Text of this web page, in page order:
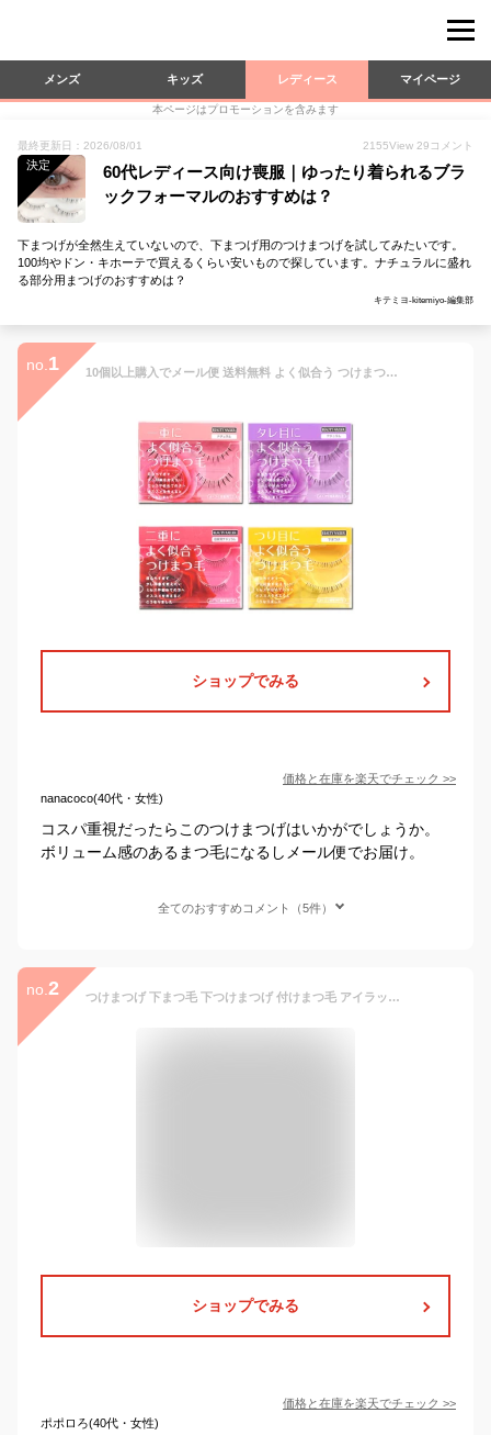
メンズ キッズ レディース マイページ
本ページはプロモーションを含みます
最終更新日：2026/08/01 2155View 29 コメント
決定
60代レディース向け喪服｜ゆったり着られるブラ
ックフォーマルのおすすめは？
下まつげが全然生えていないので、下まつげ用のつけまつげを試してみたいです。
100均やドン・キホーテで買えるくらい安いもので探しています。ナチュラルに盛れ
る部分用まつげのおすすめは？
キテミヨ-kitemiyo-編集部
no. 1 10個以上購入でメール便 送料無料 よく似合う つけまつ毛 8種 ビューティーネイラー 【メール便11個OK】NES つけまつげ ナチュラル まつげ まつ毛 つけま アイラッシュ エクステ 目尻 部分用 3D ボリューム 下 BEAUTY NAILER 二重 のり リッチ 下まつげ 一重 タレ目 つり目
ショップでみる
価格と在庫を楽天でチェック >>
nanacoco(40代・女性)
コスパ重視だったらこのつけまつげはいかがでしょうか。
ボリューム感のあるまつ毛になるしメール便でお届け。
全てのおすすめコメント（5件）
no. 2 つけまつげ 下まつ毛 下つけまつげ 付けまつ毛 アイラッシュ まつげエクステ 束 長さ 4ミリ～7ミリMIX 5ペア入り 送料無料 メール便
ショップでみる
価格と在庫を楽天でチェック >>
ポポロろ(40代・女性)